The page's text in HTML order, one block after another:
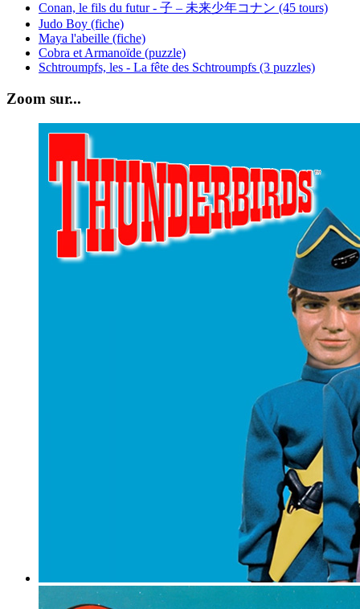
Conan, le fils du futur - 子 – 未来少年コナン (45 tours)
Judo Boy (fiche)
Maya l'abeille (fiche)
Cobra et Armanoïde (puzzle)
Schtroumpfs, les - La fête des Schtroumpfs (3 puzzles)
Zoom sur...